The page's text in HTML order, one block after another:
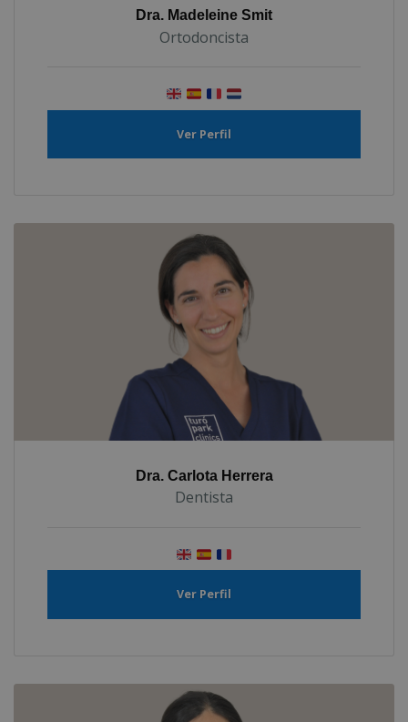
Dra. Madeleine Smit
Ortodoncista
Ver Perfil
Dra. Carlota Herrera
Dentista
Ver Perfil